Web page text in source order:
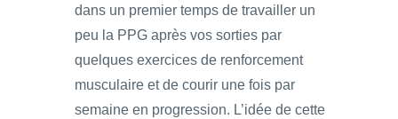
dans un premier temps de travailler un
peu la PPG après vos sorties par
quelques exercices de renforcement
musculaire et de courir une fois par
semaine en progression. L’idée de cette